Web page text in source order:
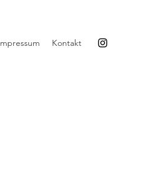
Kontakt